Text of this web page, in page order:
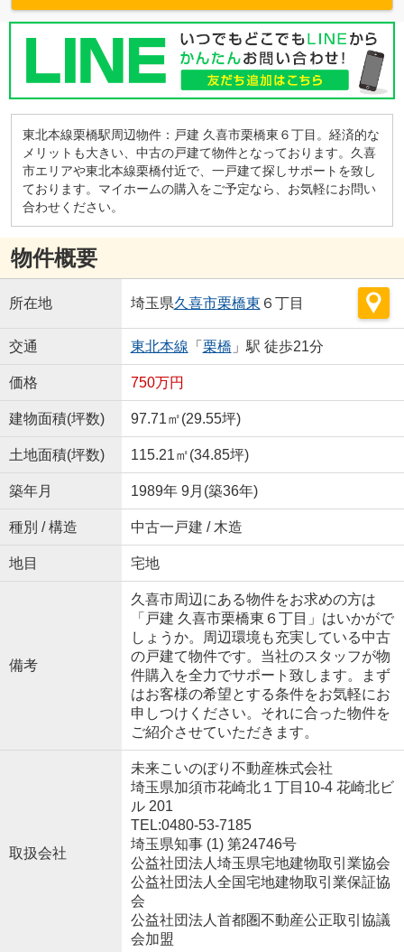
東北本線栗橋駅周辺物件：戸建 久喜市栗橋東６丁目。経済的な
メリットも大きい、中古の戸建て物件となっております。久喜
市エリアや東北本線栗橋付近で、一戸建て探しサポートを致し
ております。マイホームの購入をご予定なら、お気軽にお問い
合わせください。
物件概要
所在地 埼玉県久喜市栗橋東 ６丁目
交通 東北本線 「 栗橋 」駅 徒歩21分
価格 750万円
建物面積(坪数) 97.71㎡(29.55坪)
土地面積(坪数) 115.21㎡(34.85坪)
築年月 1989年 9月(築36年)
種別 / 構造 中古一戸建 / 木造
地目 宅地
備考
久喜市周辺にある物件をお求めの方は
「戸建 久喜市栗橋東６丁目」はいかがで
しょうか。周辺環境も充実している中古
の戸建て物件です。当社のスタッフが物
件購入を全力でサポート致します。まず
はお客様の希望とする条件をお気軽にお
申しつけください。それに合った物件を
ご紹介させていただきます。
取扱会社
未来こいのぼり不動産株式会社
埼玉県加須市花崎北１丁目10-4 花崎北ビ
ル 201
TEL:0480-53-7185
埼玉県知事 (1) 第24746号
公益社団法人埼玉県宅地建物取引業協会
公益社団法人全国宅地建物取引業保証協
会
公益社団法人首都圏不動産公正取引協議
会加盟